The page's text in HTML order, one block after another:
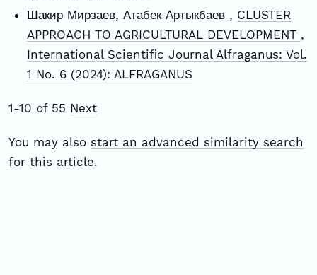
Шакир Мирзаев, Атабек Артыкбаев , CLUSTER
APPROACH TO AGRICULTURAL DEVELOPMENT ,
International Scientific Journal Alfraganus: Vol.
1 No. 6 (2024): ALFRAGANUS
1-10 of 55 Next
You may also start an advanced similarity search
for this article.